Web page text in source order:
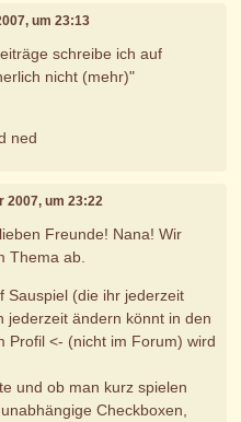
um 23:13
schreibe ich auf
nicht (mehr)"
ned
2007, um 23:22
Freunde! Nana! Wir
Thema ab.
Sauspiel (die ihr jederzeit
jederzeit ändern könnt in den
Profil <- (nicht im Forum) wird
und ob man kurz spielen
Checkboxen,